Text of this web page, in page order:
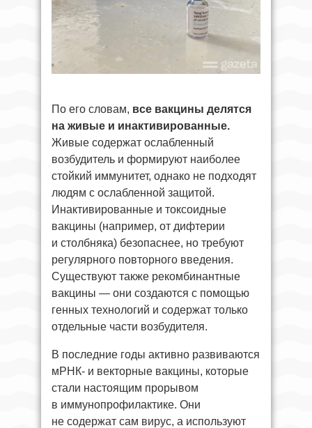
По его словам, все вакцины делятся
на живые и инактивированные.
Живые содержат ослабленный
возбудитель и формируют наиболее
стойкий иммунитет, однако не подходят
людям с ослабленной защитой.
Инактивированные и токсоидные
вакцины (например, от дифтерии
и столбняка) безопаснее, но требуют
регулярного повторного введения.
Существуют также рекомбинантные
вакцины — они создаются с помощью
генных технологий и содержат только
отдельные части возбудителя.
В последние годы активно развиваются
мРНК- и векторные вакцины, которые
стали настоящим прорывом
в иммунопрофилактике. Они
не содержат сам вирус, а используют